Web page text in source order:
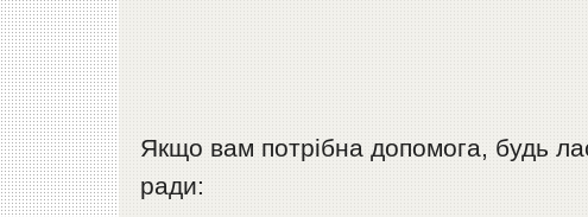
Якщо вам потрібна допомога, будь
ради: